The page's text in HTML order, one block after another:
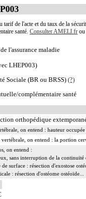
tarif de l'acte et du taux de la
santé. Consulter AMELI.fr ou
l'assurance maladie
LHEP003)
Sociale (BR ou BRSS) (?)
complémentaire santé
orthopédique
on entend : hauteur
vertébrale, on entend : la portion
on entend :
sans interruption de la continuité
de surface : résection d'exostose
: résection d'ostéome ostéoïde...
inclut sa réduction simultanée et
inclut l'avivement des